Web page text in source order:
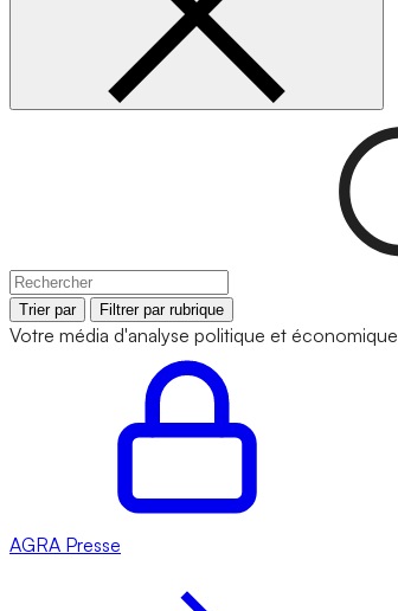
Trier par Filtrer par rubrique
Votre média d'analyse politique et économique
AGRA Presse